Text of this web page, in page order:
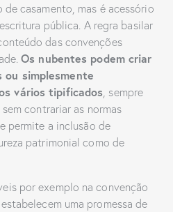
casamento, mas é acessório
pública. A regra basilar
das convenções
Os nubentes podem criar
ou simplesmente
vários tipificados, sempre
contrariar as normas
permite a inclusão de
patrimonial como de
por exemplo na convenção
uma promessa de